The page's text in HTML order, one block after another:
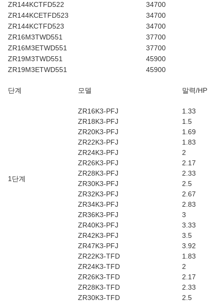
ZR144KCTFD522
34700
ZR144KCETFD523
34700
ZR144KCTFD523
34700
ZR16M3TWD551
37700
ZR16M3ETWD551
37700
ZR19M3TWD551
45900
ZR19M3ETWD551
45900
단계 모델 말력/HP
1단계
ZR16K3-PFJ
1.33
ZR18K3-PFJ
1.5
ZR20K3-PFJ
1.69
ZR22K3-PFJ
1.83
ZR24K3-PFJ
2
ZR26K3-PFJ
2.17
ZR28K3-PFJ
2.33
ZR30K3-PFJ
2.5
ZR32K3-PFJ
2.67
ZR34K3-PFJ
2.83
ZR36K3-PFJ
3
ZR40K3-PFJ
3.33
ZR42K3-PFJ
3.5
ZR47K3-PFJ
3.92
ZR22K3-TFD
1.83
ZR24K3-TFD
2
ZR26K3-TFD
2.17
ZR28K3-TFD
2.33
ZR30K3-TFD
2.5